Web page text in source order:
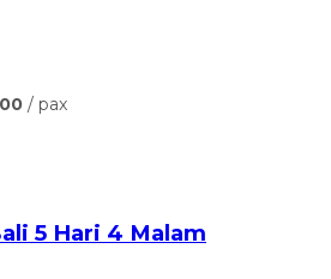
/ pax
5 Hari 4 Malam